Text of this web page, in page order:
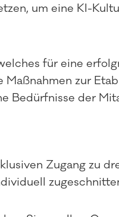
um eine KI-
für eine
zur
Bedürfnisse der
Zugang zu